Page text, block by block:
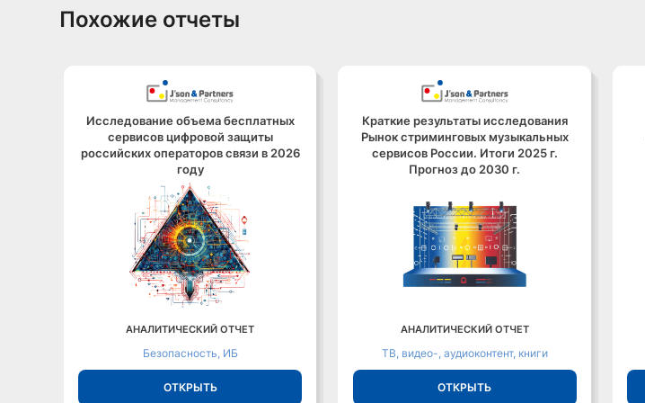
Похожие отчеты
Исследование объема бесплатных
сервисов цифровой защиты
российских операторов связи в 2026
году
АНАЛИТИЧЕСКИЙ ОТЧЕТ
Безопасность, ИБ
ОТКРЫТЬ
Краткие результаты исследования
Рынок стриминговых музыкальных
сервисов России. Итоги 2025 г.
Прогноз до 2030 г.
АНАЛИТИЧЕСКИЙ ОТЧЕТ
ТВ, видео-, аудиоконтент, книги
ОТКРЫТЬ